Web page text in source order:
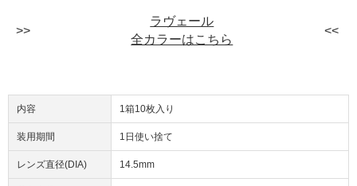
ラヴェール
全カラーはこちら
内容 1箱10枚入り
装用期間 1日使い捨て
レンズ直径(DIA) 14.5mm